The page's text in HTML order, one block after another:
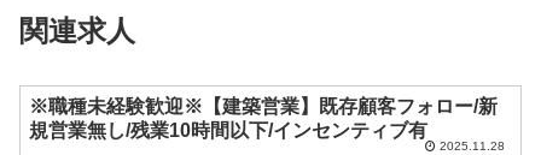
ー
ド
は
関連求人
※職種未経験歓迎※【建築営業】既存顧客フォロー/新
規営業無し/残業10時間以下/インセンティブ有
2025.11.28